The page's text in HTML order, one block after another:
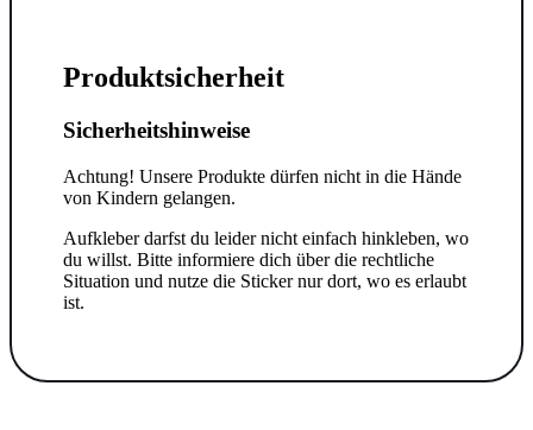
Produktsicherheit
Sicherheitshinweise
Achtung! Unsere Produkte dürfen nicht in die Hände
von Kindern gelangen.
Aufkleber darfst du leider nicht einfach hinkleben, wo
du willst. Bitte informiere dich über die rechtliche
Situation und nutze die Sticker nur dort, wo es erlaubt
ist.